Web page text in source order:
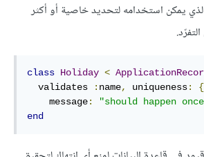
يمكن استخدامه لتحديد خاصية أو أكثر
class Holiday <
  validates
: name, uniqueness: {
message: "should happen
end